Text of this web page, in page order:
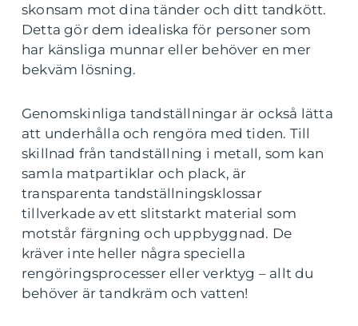
skonsam mot dina tänder och ditt tandkött.
Detta gör dem idealiska för personer som
har känsliga munnar eller behöver en mer
bekväm lösning.
Genomskinliga tandställningar är också lätta
att underhålla och rengöra med tiden. Till
skillnad från tandställning i metall, som kan
samla matpartiklar och plack, är
transparenta tandställningsklossar
tillverkade av ett slitstarkt material som
motstår färgning och uppbyggnad. De
kräver inte heller några speciella
rengöringsprocesser eller verktyg – allt du
behöver är tandkräm och vatten!